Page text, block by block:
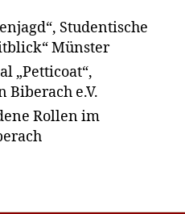
Studentische
Münster
„Petticoat“,
Biberach e.V.
Rollen im